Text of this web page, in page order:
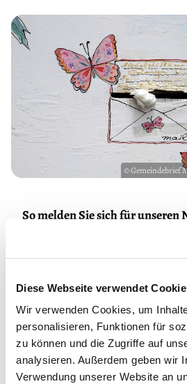
Diese Webseite verwendet
Wir verwenden Cookies, um
personalisieren, Funktionen für
zu können und die Zugriffe auf
analysieren. Außerdem geben wir
Verwendung unserer Website an
© Gemeindebrief
So melden Sie sich für unseren
Falls Sie unseren neuen, immer
Newsletter noch nicht kennen: Die
Woche an und kann außerdem,
Veranstaltungskalender im
auf Veränderungen des Programms
Wie erhalte ich den Newsletter?
Wir wünschen Ihnen eine